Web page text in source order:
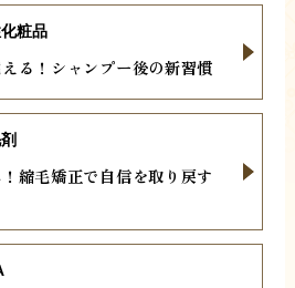
る！シャンプー後の新習慣
粧品
縮毛矯正で自信を取り戻す